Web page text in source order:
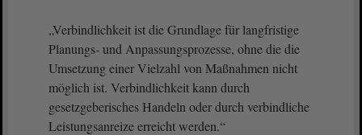
„Verbindlichkeit ist die Grundlage für langfristige
Planungs- und Anpassungsprozesse, ohne die die
Umsetzung einer Vielzahl von Maßnahmen nicht
möglich ist. Verbindlichkeit kann durch
gesetzgeberisches Handeln oder durch verbindliche
Leistungsanreize erreicht werden.“